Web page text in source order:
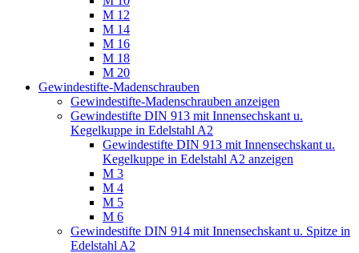
M 12
M 14
M 16
M 18
M 20
Gewindestifte-Madenschrauben
Gewindestifte-Madenschrauben anzeigen
Gewindestifte DIN 913 mit Innensechskant u.
Kegelkuppe in Edelstahl A2
Gewindestifte DIN 913 mit Innensechskant u.
Kegelkuppe in Edelstahl A2 anzeigen
M 3
M 4
M 5
M 6
Gewindestifte DIN 914 mit Innensechskant u. Spitze in
Edelstahl A2